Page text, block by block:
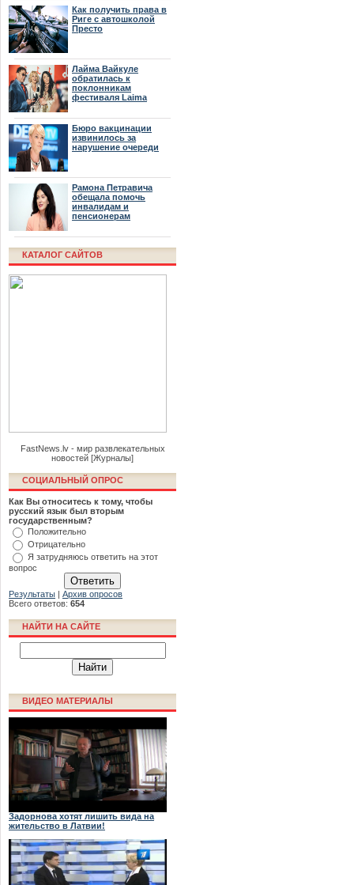
Как получить права в
Риге с автошколой
Престо
Лайма Вайкуле
обратилась к
поклонникам
фестиваля Laima
Бюро вакцинации
извинилось за
нарушение очереди
Рамона Петравича
обещала помочь
инвалидам и
пенсионерам
КАТАЛОГ САЙТОВ
FastNews.lv - мир развлекательных
новостей [Журналы]
СОЦИАЛЬНЫЙ ОПРОС
Как Вы относитесь к тому, чтобы
русский язык был вторым
государственным?
Положительно
Отрицательно
Я затрудняюсь ответить на этот
вопрос
Результаты | Архив опросов
Всего ответов: 654
НАЙТИ НА САЙТЕ
ВИДЕО МАТЕРИАЛЫ
Задорнова хотят лишить вида на
жительство в Латвии!